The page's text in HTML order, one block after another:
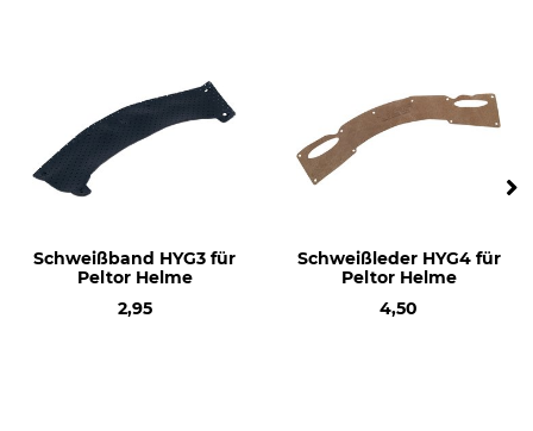
KWF-Prüfzeichen
KWF Profi
Kopfschutz-Kombination
Modellbezeichnung
G3000M, H510, V5B
Farbe
Konformitätserklärung | EU-DoC_3M-Peltor_94-253_intl_30122021.pdf
Schweißband HYG3 für
Peltor Helme
2,95
Schweißleder HYG4 für
Peltor Helme
4,50